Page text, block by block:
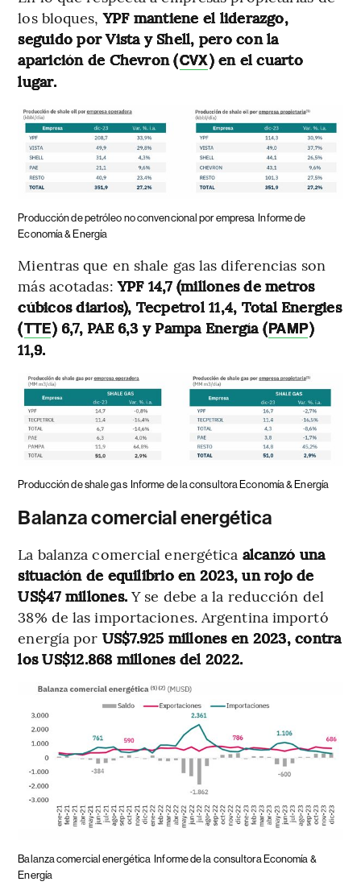
los bloques,YPF mantiene el liderazgo,
seguido por Vista y Shell, pero con la
aparición de Chevron (CVX) en el cuarto
lugar.
Producción de petróleo no convencional por empresa Informe de
Economía & Energía
Mientras que en shale gas las diferencias son
más acotadas:YPF 14,7 (millones de metros
cúbicos diarios), Tecpetrol 11,4, Total Energies
(TTE) 6,7, PAE 6,3 y Pampa Energía (PAMP)
11,9.
Producción de shale gas Informe de la consultora Economía & Energía
Balanza comercial energética
La balanza comercial energética alcanzó una
situación de equilibrio en 2023, un rojo de
US$47 millones. Y se debe a la reducción del
38% de las importaciones. Argentina importó
energía por US$7.925 millones en 2023, contra
los US$12.868 millones del 2022.
Balanza comercial energética Informe de la consultora Economía &
Energía